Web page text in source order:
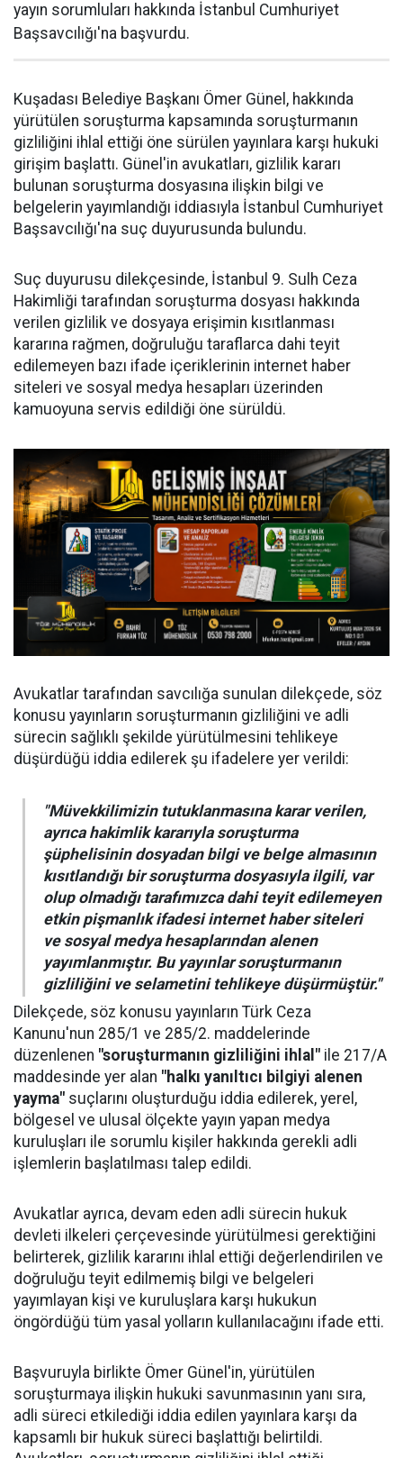
yayın sorumluları hakkında İstanbul Cumhuriyet
Başsavcılığı'na başvurdu.
Kuşadası Belediye Başkanı Ömer Günel, hakkında
yürütülen soruşturma kapsamında soruşturmanın
gizliliğini ihlal ettiği öne sürülen yayınlara karşı hukuki
girişim başlattı. Günel'in avukatları, gizlilik kararı
bulunan soruşturma dosyasına ilişkin bilgi ve
belgelerin yayımlandığı iddiasıyla İstanbul Cumhuriyet
Başsavcılığı'na suç duyurusunda bulundu.
Suç duyurusu dilekçesinde, İstanbul 9. Sulh Ceza
Hakimliği tarafından soruşturma dosyası hakkında
verilen gizlilik ve dosyaya erişimin kısıtlanması
kararına rağmen, doğruluğu taraflarca dahi teyit
edilemeyen bazı ifade içeriklerinin internet haber
siteleri ve sosyal medya hesapları üzerinden
kamuoyuna servis edildiği öne sürüldü.
Avukatlar tarafından savcılığa sunulan dilekçede, söz
konusu yayınların soruşturmanın gizliliğini ve adli
sürecin sağlıklı şekilde yürütülmesini tehlikeye
düşürdüğü iddia edilerek şu ifadelere yer verildi:
"Müvekkilimizin tutuklanmasına karar verilen,
ayrıca hakimlik kararıyla soruşturma
şüphelisinin dosyadan bilgi ve belge almasının
kısıtlandığı bir soruşturma dosyasıyla ilgili, var
olup olmadığı tarafımızca dahi teyit edilemeyen
etkin pişmanlık ifadesi internet haber siteleri
ve sosyal medya hesaplarından alenen
yayımlanmıştır. Bu yayınlar soruşturmanın
gizliliğini ve selametini tehlikeye düşürmüştür."
Dilekçede, söz konusu yayınların Türk Ceza
Kanunu'nun 285/1 ve 285/2. maddelerinde
düzenlenen "soruşturmanın gizliliğini ihlal" ile 217/A
maddesinde yer alan "halkı yanıltıcı bilgiyi alenen
yayma" suçlarını oluşturduğu iddia edilerek, yerel,
bölgesel ve ulusal ölçekte yayın yapan medya
kuruluşları ile sorumlu kişiler hakkında gerekli adli
işlemlerin başlatılması talep edildi.
Avukatlar ayrıca, devam eden adli sürecin hukuk
devleti ilkeleri çerçevesinde yürütülmesi gerektiğini
belirterek, gizlilik kararını ihlal ettiği değerlendirilen ve
doğruluğu teyit edilmemiş bilgi ve belgeleri
yayımlayan kişi ve kuruluşlara karşı hukukun
öngördüğü tüm yasal yolların kullanılacağını ifade etti.
Başvuruyla birlikte Ömer Günel'in, yürütülen
soruşturmaya ilişkin hukuki savunmasının yanı sıra,
adli süreci etkilediği iddia edilen yayınlara karşı da
kapsamlı bir hukuk süreci başlattığı belirtildi.